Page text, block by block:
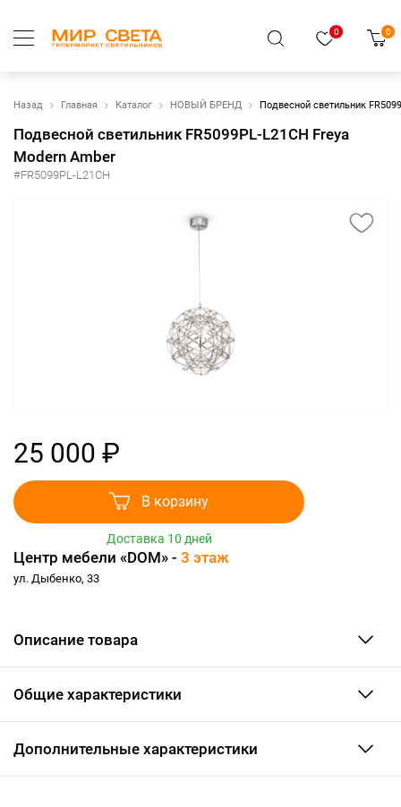
0 0
Назад Главная Каталог НОВЫЙ БРЕНД Подвесной светильник
Подвесной светильник FR5099PL-L21CH Freya
Modern Amber
#FR5099PL-L21CH
25 000 ₽
В корзину
Доставка 10 дней
Центр мебели «DOM» - 3 этаж
ул. Дыбенко, 33
Описание товара
Общие характеристики
Дополнительные характеристики